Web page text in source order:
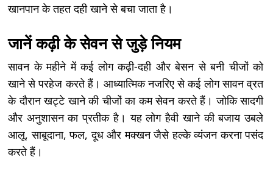
खानपान के तहत दही खाने से बचा जाता है।
जानें कढ़ी के सेवन से जुड़े नियम
सावन के महीने में कई लोग कढ़ी-दही और बेसन से बनी चीजों को
खाने से परहेज करते हैं। आध्यात्मिक नजरिए से कई लोग सावन व्रत
के दौरान खट्टे खाने की चीजों का कम सेवन करते हैं। जोकि सादगी
और अनुशासन का प्रतीक है। यह लोग हैवी खाने की बजाय उबले
आलू, साबूदाना, फल, दूध और मक्खन जैसे हल्के व्यंजन करना पसंद
करते हैं।